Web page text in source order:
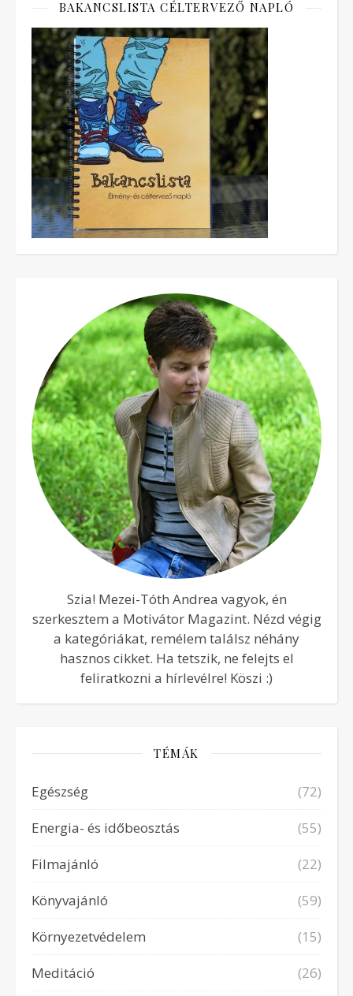
BAKANCSLISTA CÉLTERVEZŐ NAPLÓ
Szia! Mezei-Tóth Andrea vagyok, én
szerkesztem a Motivátor Magazint. Nézd végig
a kategóriákat, remélem találsz néhány
hasznos cikket. Ha tetszik, ne felejts el
feliratkozni a hírlevélre! Köszi :)
TÉMÁK
Egészség
(72)
Energia- és időbeosztás
(55)
Filmajánló
(22)
Könyvajánló
(59)
Környezetvédelem
(15)
Meditáció
(26)